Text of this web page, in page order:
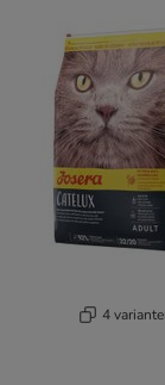
4